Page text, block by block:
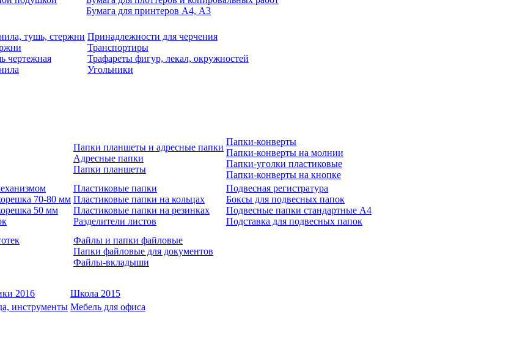
Бумага для принтеров А4, А3
тушь, стержни
чертежная
Принадлежности для черчения
Транспортиры
Трафареты фигур, лекал, окружностей
Угольники
Папки планшеты и адресные папки
Адресные папки
Папки планшеты
Папки-конверты
Папки-конверты на молнии
Папки-уголки пластиковые
Папки-конверты на кнопке
70-80 мм
50 мм
Пластиковые папки
Пластиковые папки на кольцах
Пластиковые папки на резинках
Разделители листов
Подвесная регистратура
Боксы для подвесных папок
Подвесные папки стандартные А4
Подставка для подвесных папок
Файлы и папки файловые
Папки файловые для документов
Файлы-вкладыши
2016
Школа 2015
инструменты Мебель для офиса